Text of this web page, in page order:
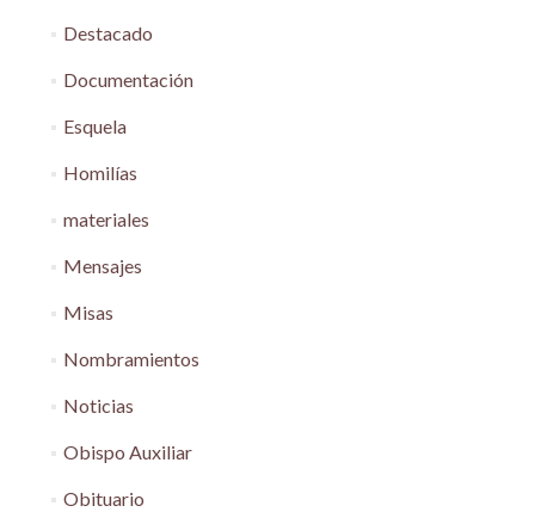
Destacado
Documentación
Esquela
Homilías
materiales
Mensajes
Misas
Nombramientos
Noticias
Obispo Auxiliar
Obituario